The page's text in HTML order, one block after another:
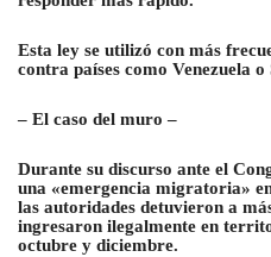
Esta ley se utilizó con más
contra países como Venezuela
– El caso del muro –
Durante su discurso ante el
una «emergencia migratoria»
las autoridades detuvieron a
ingresaron ilegalmente en
octubre y diciembre.